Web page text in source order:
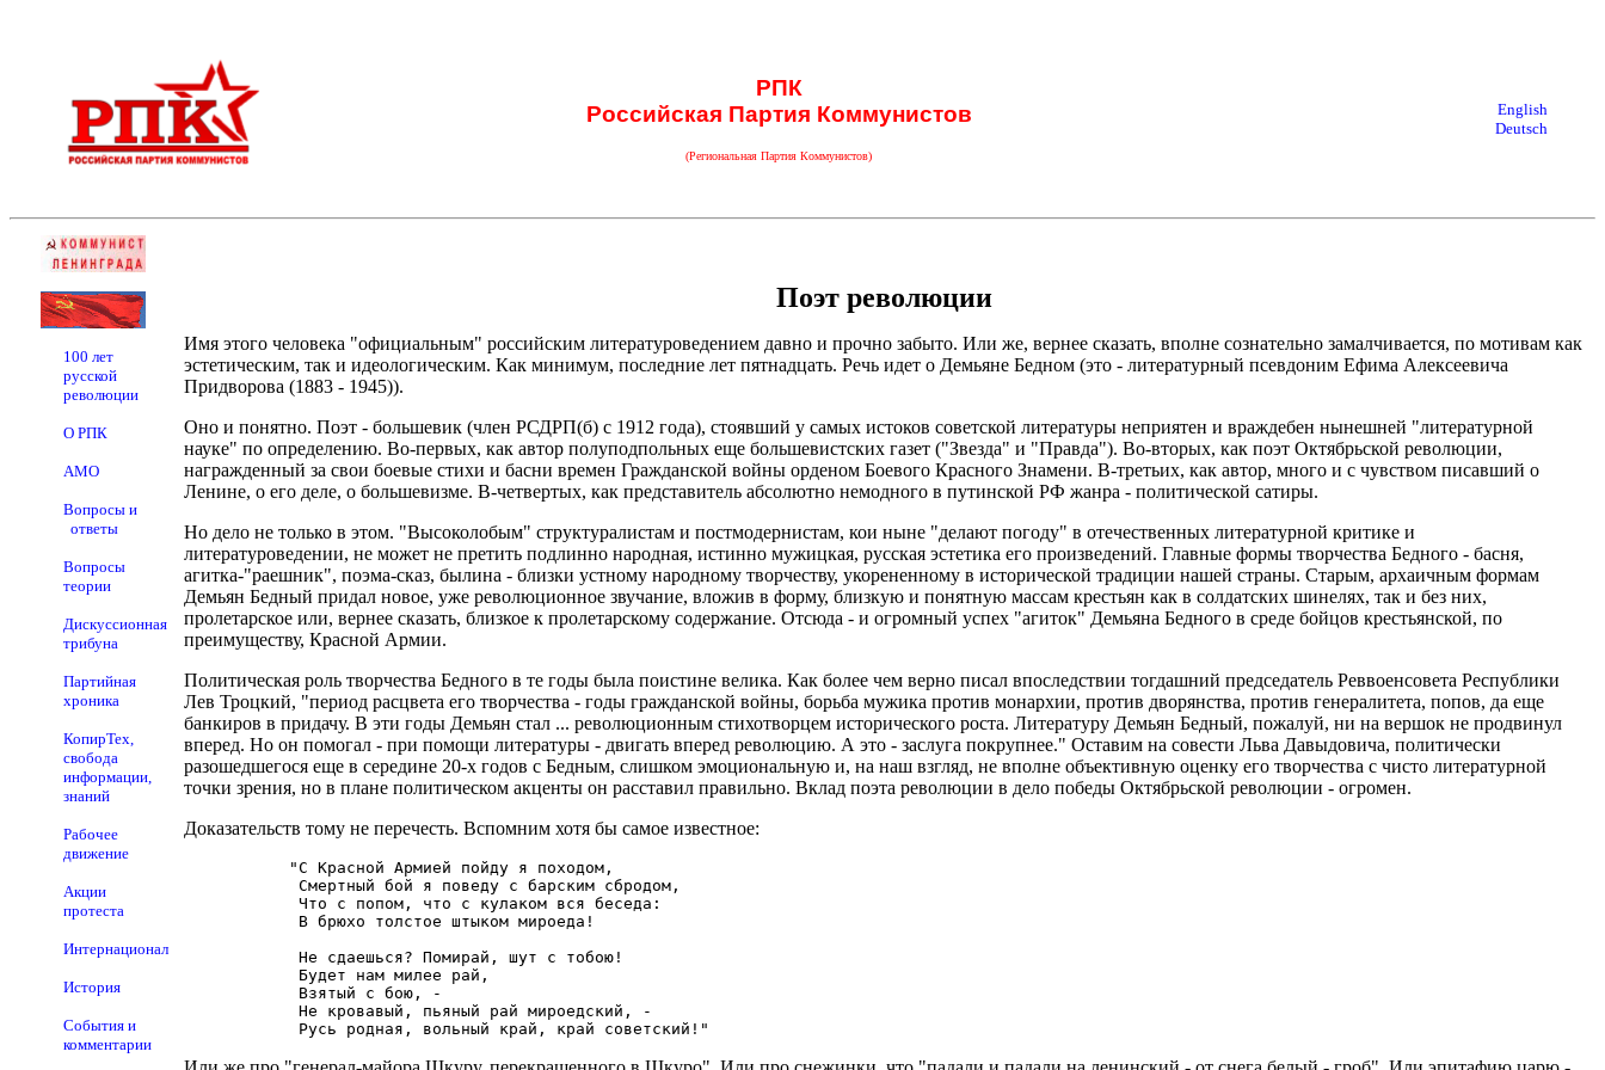
РПК
Российская Партия Коммунистов
(Региональная Партия Коммунистов)
English
Deutsch
100 лет
русской
революции
О РПК
АМО
Вопросы и
ответы
Вопросы
теории
Дискуссионная
трибуна
Партийная
хроника
КопирТех,
свобода
информации,
знаний
Рабочее
движение
Акции
протеста
Интернационал
История
События и
комментарии
Поэт революции
Имя этого человека "официальным" российским литературоведением давно и прочно забыто. Или же, вернее сказать, вполне сознательно замалчивается, по мотивам как
эстетическим, так и идеологическим. Как минимум, последние лет пятнадцать. Речь идет о Демьяне Бедном (это - литературный псевдоним Ефима Алексеевича
Придворова (1883 - 1945)).
Оно и понятно. Поэт - большевик (член РСДРП(б) с 1912 года), стоявший у самых истоков советской литературы неприятен и враждебен нынешней "литературной
науке" по определению. Во-первых, как автор полуподпольных еще большевистских газет ("Звезда" и "Правда"). Во-вторых, как поэт Октябрьской революции,
награжденный за свои боевые стихи и басни времен Гражданской войны орденом Боевого Красного Знамени. В-третьих, как автор, много и с чувством писавший о
Ленине, о его деле, о большевизме. В-четвертых, как представитель абсолютно немодного в путинской РФ жанра - политической сатиры.
Но дело не только в этом. "Высоколобым" структуралистам и постмодернистам, кои ныне "делают погоду" в отечественных литературной критике и
литературоведении, не может не претить подлинно народная, истинно мужицкая, русская эстетика его произведений. Главные формы творчества Бедного - басня,
агитка-"раешник", поэма-сказ, былина - близки устному народному творчеству, укорененному в исторической традиции нашей страны. Старым, архаичным формам
Демьян Бедный придал новое, уже революционное звучание, вложив в форму, близкую и понятную массам крестьян как в солдатских шинелях, так и без них,
пролетарское или, вернее сказать, близкое к пролетарскому содержание. Отсюда - и огромный успех "агиток" Демьяна Бедного в среде бойцов крестьянской, по
преимуществу, Красной Армии.
Политическая роль творчества Бедного в те годы была поистине велика. Как более чем верно писал впоследствии тогдашний председатель Реввоенсовета Республики
Лев Троцкий, "период расцвета его творчества - годы гражданской войны, борьба мужика против монархии, против дворянства, против генералитета, попов, да еще
банкиров в придачу. В эти годы Демьян стал ... революционным стихотворцем исторического роста. Литературу Демьян Бедный, пожалуй, ни на вершок не продвинул
вперед. Но он помогал - при помощи литературы - двигать вперед революцию. А это - заслуга покрупнее." Оставим на совести Льва Давыдовича, политически
разошедшегося еще в середине 20-х годов с Бедным, слишком эмоциональную и, на наш взгляд, не вполне объективную оценку его творчества с чисто литературной
точки зрения, но в плане политическом акценты он расставил правильно. Вклад поэта революции в дело победы Октябрьской революции - огромен.
Доказательств тому не перечесть. Вспомним хотя бы самое известное:
           "С Красной Армией пойду я походом,
            Смертный бой я поведу с барским сбродом,
            Что с попом, что с кулаком вся беседа:
            В брюхо толстое штыком мироеда!
            Не сдаешься? Помирай, шут с тобою!
            Будет нам милее рай,
            Взятый с бою, -
            Не кровавый, пьяный рай мироедский, -